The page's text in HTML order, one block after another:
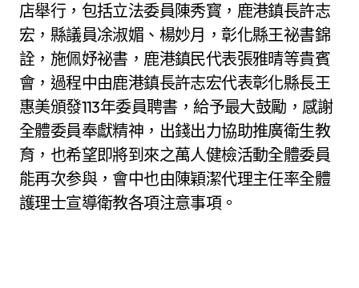
店舉行，包括立法委員陳秀寳，鹿港鎮長許志
宏，縣議員凃淑媚、楊妙月，彰化縣王祕書錦
詮，施佩妤祕書，鹿港鎮民代表張雅晴等貴賓
會，過程中由鹿港鎮長許志宏代表彰化縣長王
惠美頒發113年委員聘書，給予最大鼓勵，感謝
全體委員奉獻精神，出錢出力協助推廣衛生教
育，也希望即將到來之萬人健檢活動全體委員
能再次参與，會中也由陳穎潔代理主任率全體
護理士宣導衛教各項注意事項。